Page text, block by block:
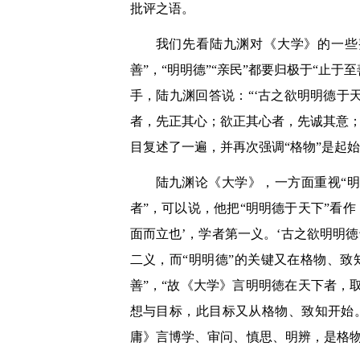
批评之语。
我们先看陆九渊对《大学》的一
善”，“明明德”“亲民”都要归极于“止于
手，陆九渊回答说：“‘古之欲明明德
者，先正其心；欲正其心者，先诚其意
目复述了一遍，并再次强调“格物”是起
陆九渊论《大学》，一方面重视“
者”，可以说，他把“明明德于天下”看
面而立也’，学者第一义。‘古之欲明明
二义，而“明明德”的关键又在格物、
善”，“故《大学》言明明徳在天下者，
想与目标，此目标又从格物、致知开
庸》言博学、审问、慎思、明辨，是格